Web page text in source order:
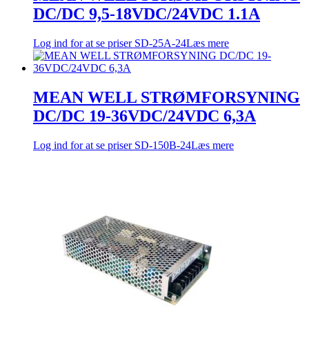
DC/DC 9,5-18VDC/24VDC 1.1A
Log ind for at se priserSD-25A-24Læs mere
MEAN WELL STRØMFORSYNING
DC/DC 19-36VDC/24VDC 6,3A
Log ind for at se priserSD-150B-24Læs mere